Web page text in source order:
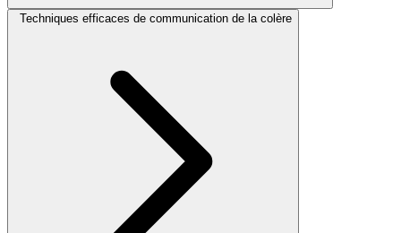
Techniques efficaces de communication de la colère